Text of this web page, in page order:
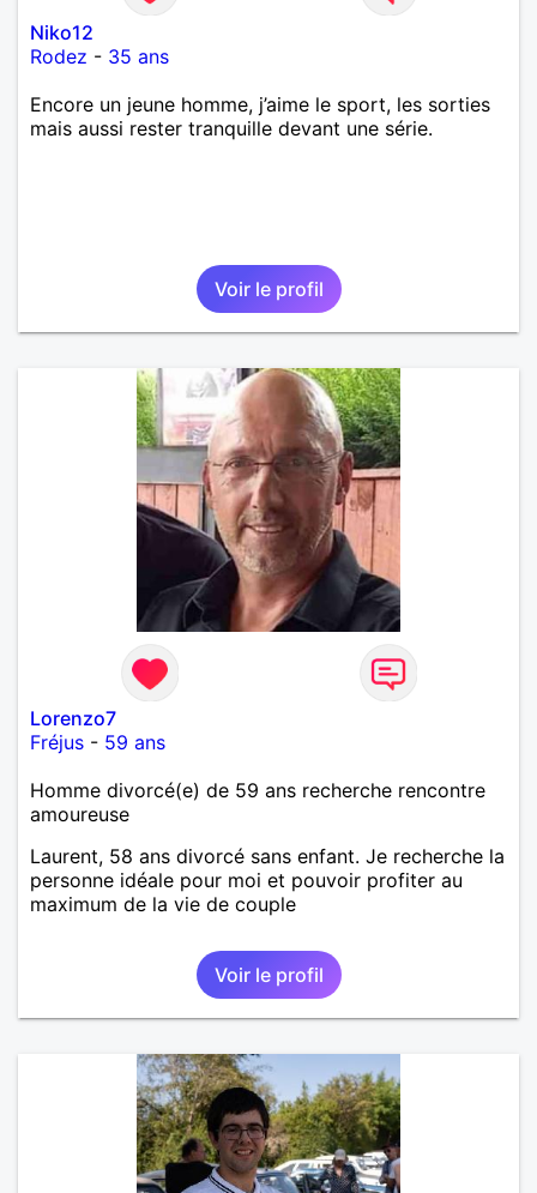
Niko12
Rodez - 35 ans
Encore un jeune homme, j’aime le sport, les sorties
mais aussi rester tranquille devant une série.
Voir le profil
Lorenzo7
Fréjus - 59 ans
Homme divorcé(e) de 59 ans recherche rencontre
amoureuse
Laurent, 58 ans divorcé sans enfant. Je recherche la
personne idéale pour moi et pouvoir profiter au
maximum de la vie de couple
Voir le profil